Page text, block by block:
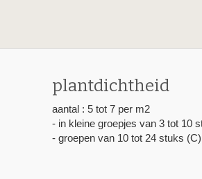
plantdichtheid
aantal : 5 tot 7 per m2
- in kleine groepjes van 3 tot 10
- groepen van 10 tot 24 stuks (C)